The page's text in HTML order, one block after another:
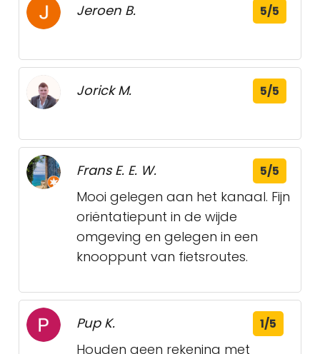
Jeroen B. 5/5
Jorick M. 5/5
Frans E. E. W. 5/5
Mooi gelegen aan het kanaal. Fijn
oriëntatiepunt in de wijde
omgeving en gelegen in een
knooppunt van fietsroutes.
Pup K. 1/5
Houden geen rekening met